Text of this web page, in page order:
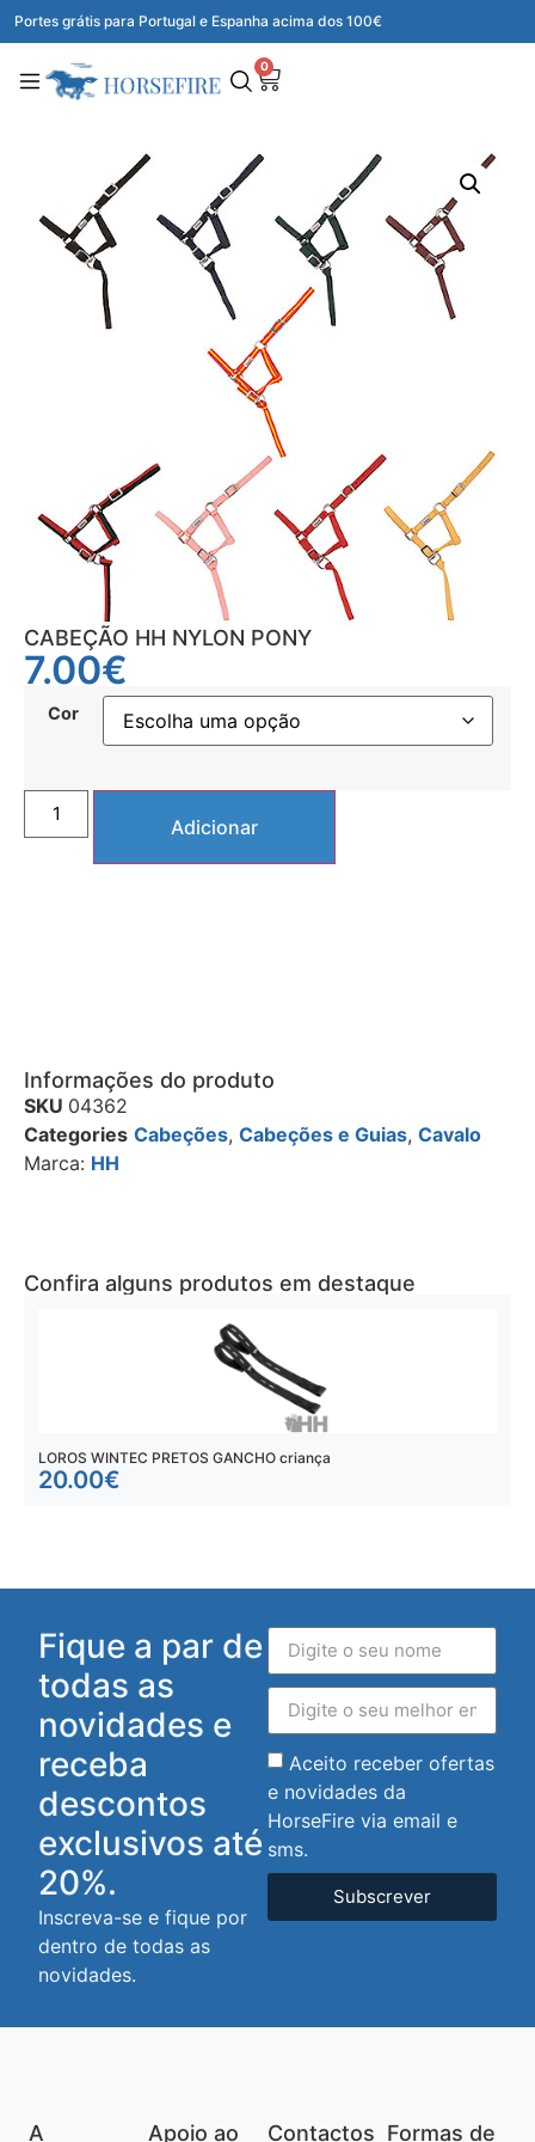
Portes grátis para Portugal e Espanha acima dos 100€
0
CABEÇÃO HH NYLON PONY
7.00€
Cor
Adicionar
Informações do produto
SKU 04362
Categories Cabeções, Cabeções e Guias, Cavalo
Marca: HH
Confira alguns produtos em destaque
LOROS WINTEC PRETOS GANCHO criança
20.00€
Fique a par de
todas as
novidades e
receba
descontos
exclusivos até
20%.
Inscreva-se e fique por
dentro de todas as
novidades.
Aceito receber ofertas
e novidades da
HorseFire via email e
sms.
Subscrever
A
Apoio ao
Contactos Formas de